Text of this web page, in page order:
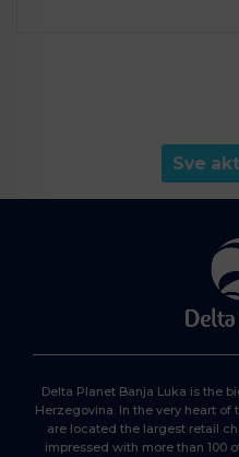
Sve
Delta Planet Banja Luka is the
Herzegovina. In the very heart of
are located the largest retail
impressed with more than 100